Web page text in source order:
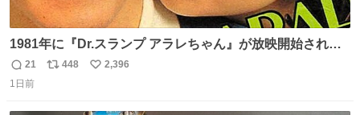
1981年に『Dr.スランプ アラレちゃん』が放映開始された
直後の鳥山明さんと、小山茉美さんです。
返
信
21
リ
448
い
2,396
1日前